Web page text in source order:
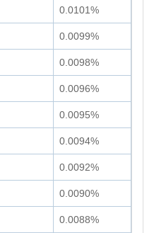
0.0101%
0.0099%
0.0098%
0.0096%
0.0095%
0.0094%
0.0092%
0.0090%
0.0088%